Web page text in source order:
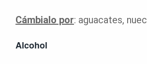
Cámbialo por: aguacates,
Alcohol